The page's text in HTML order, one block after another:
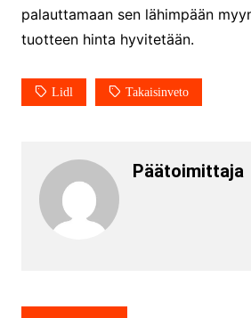
palauttamaan sen lähimpään
tuotteen hinta hyvitetään.
Lidl Takaisinveto
Päätoimittaja